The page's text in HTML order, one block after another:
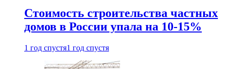
Стоимость строительства частных
домов в России упала на 10-15%
1 год спустя1 год спустя